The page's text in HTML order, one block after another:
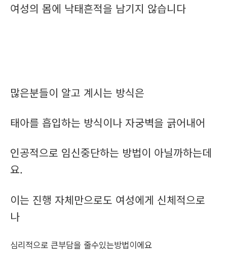
여성의 몸에 낙태흔적을 남기지 않습니다
많은분들이 알고 계시는 방식은
태아를 흡입하는 방식이나 자궁벽을 긁어내어
인공적으로 임신중단하는 방법이 아닐까하는데
요.
이는 진행 자체만으로도 여성에게 신체적으로
나
심리적으로 큰부담을 줄수있는방법이에요